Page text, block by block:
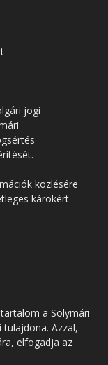
jogi
közlésére
károkért
a Solymári
Azzal,
elfogadja az